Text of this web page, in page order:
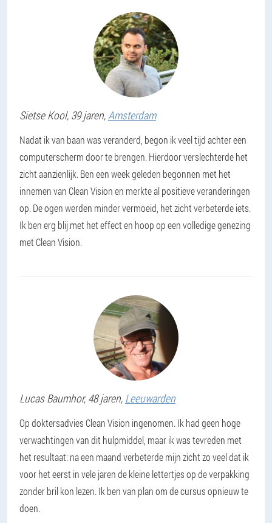
Sietse Kool, 39 jaren,Amsterdam
Nadat ik van baan was veranderd, begon ik veel tijd achter een
computerscherm door te brengen. Hierdoor verslechterde het
zicht aanzienlijk. Ben een week geleden begonnen met het
innemen van Clean Vision en merkte al positieve veranderingen
op. De ogen werden minder vermoeid, het zicht verbeterde iets.
Ik ben erg blij met het effect en hoop op een volledige genezing
met Clean Vision.
Lucas Baumhor, 48 jaren, Leeuwarden
Op doktersadvies Clean Vision ingenomen. Ik had geen hoge
verwachtingen van dit hulpmiddel, maar ik was tevreden met
het resultaat: na een maand verbeterde mijn zicht zo veel dat ik
voor het eerst in vele jaren de kleine lettertjes op de verpakking
zonder bril kon lezen. Ik ben van plan om de cursus opnieuw te
doen.